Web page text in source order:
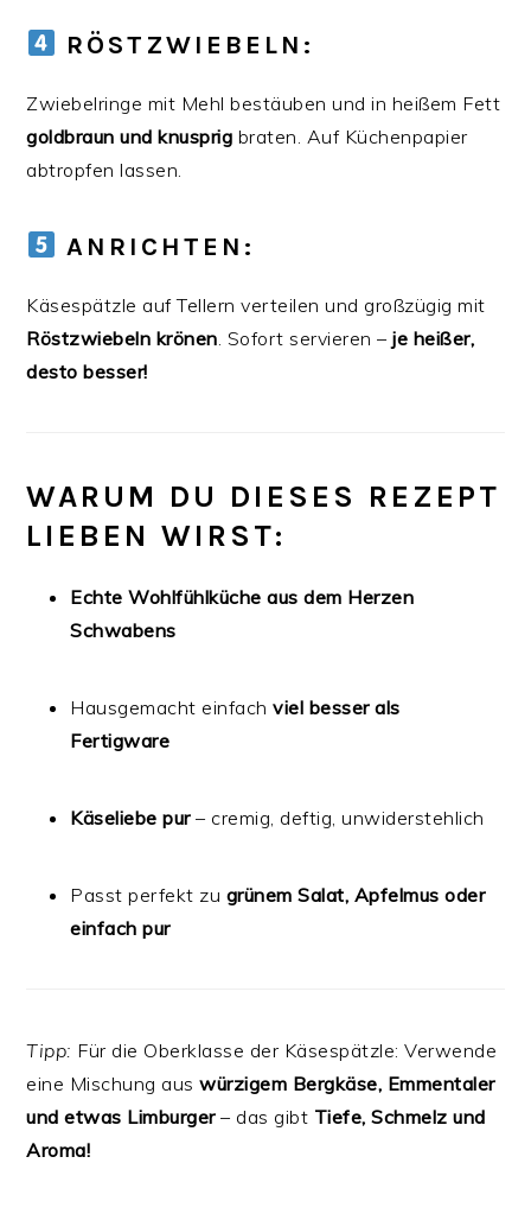
RÖSTZWIEBELN:
Zwiebelringe mit Mehl bestäuben und in heißem Fett
goldbraun und knusprig braten. Auf Küchenpapier
abtropfen lassen.
ANRICHTEN:
Käsespätzle auf Tellern verteilen und großzügig mit
Röstzwiebeln krönen. Sofort servieren –je heißer,
desto besser!
WARUM DU DIESES REZEPT
LIEBEN WIRST:
Echte Wohlfühlküche aus dem Herzen
Schwabens
Hausgemacht einfachviel besser als
Fertigware
Käseliebe pur– cremig, deftig, unwiderstehlich
Passt perfekt zu grünem Salat, Apfelmus oder
einfach pur
Tipp: Für die Oberklasse der Käsespätzle: Verwende
eine Mischung auswürzigem Bergkäse, Emmentaler
und etwas Limburger– das gibt Tiefe, Schmelz und
Aroma!